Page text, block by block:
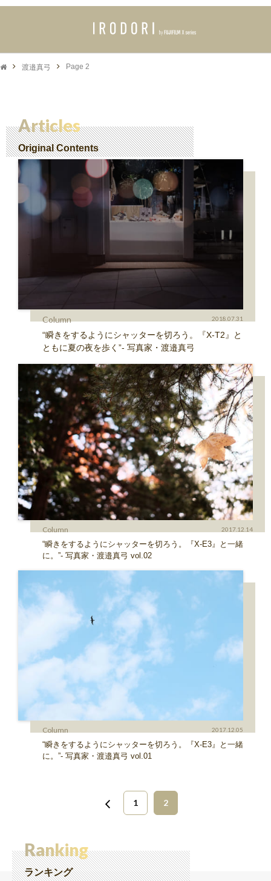
渡邉真弓 Page 2
Articles
Original Contents
Column 2018.07.31
“瞬きをするようにシャッターを切ろう。『X-T2』と
ともに夏の夜を歩く”- 写真家・渡邉真弓
Column 2017.12.14
“瞬きをするようにシャッターを切ろう。『X-E3』と一緒
に。”- 写真家・渡邉真弓 vol.02
Column 2017.12.05
“瞬きをするようにシャッターを切ろう。『X-E3』と一緒
に。”- 写真家・渡邉真弓 vol.01
1 2
Ranking
ランキング